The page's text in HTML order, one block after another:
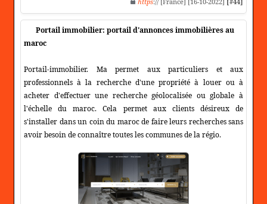
Portail immobilier: portail d'annonces immobilières au
maroc
Portail-immobilier. Ma permet aux particuliers et aux
professionnels à la recherche d'une propriété à louer ou à
acheter d'effectuer une recherche géolocalisée ou globale à
l'échelle du maroc. Cela permet aux clients désireux de
s'installer dans un coin du maroc de faire leurs recherches sans
avoir besoin de connaître toutes les communes de la régio.